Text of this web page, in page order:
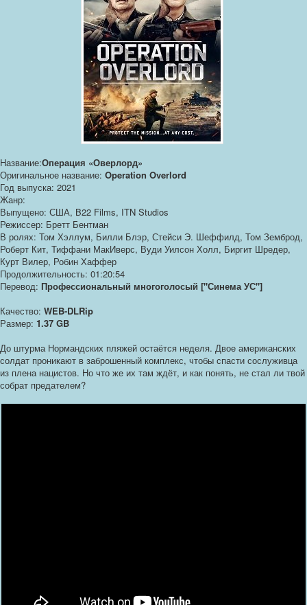
Название:Операция «Оверлорд»
Оригинальное название: Operation Overlord
Год выпуска: 2021
Жанр:
Выпущено: США, B22 Films, ITN Studios
Режиссер: Бретт Бентман
В ролях: Том Хэллум, Билли Блэр, Стейси Э. Шеффилд, Том Земброд,
Роберт Кит, Тиффани МакИверс, Вуди Уилсон Холл, Биргит Шредер,
Курт Вилер, Робин Хаффер
Продолжительность: 01:20:54
Перевод: Профессиональный многоголосый ["Синема УС"]
Качество: WEB-DLRip
Размер: 1.37 GB
До штурма Нормандских пляжей остаётся неделя. Двое американских
солдат проникают в заброшенный комплекс, чтобы спасти сослуживца
из плена нацистов. Но что же их там ждёт, и как понять, не стал ли твой
собрат предателем?